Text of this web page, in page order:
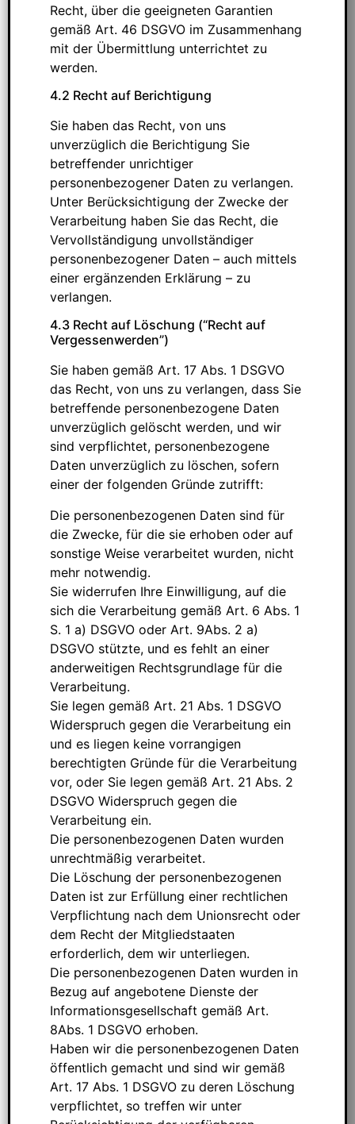
Recht, über die geeigneten Garantien
gemäß Art. 46 DSGVO im Zusammenhang
mit der Übermittlung unterrichtet zu
werden.
4.2 Recht auf Berichtigung
Sie haben das Recht, von uns
unverzüglich die Berichtigung Sie
betreffender unrichtiger
personenbezogener Daten zu verlangen.
Unter Berücksichtigung der Zwecke der
Verarbeitung haben Sie das Recht, die
Vervollständigung unvollständiger
personenbezogener Daten – auch mittels
einer ergänzenden Erklärung – zu
verlangen.
4.3 Recht auf Löschung (“Recht auf
Vergessenwerden”)
Sie haben gemäß Art. 17 Abs. 1 DSGVO
das Recht, von uns zu verlangen, dass Sie
betreffende personenbezogene Daten
unverzüglich gelöscht werden, und wir
sind verpflichtet, personenbezogene
Daten unverzüglich zu löschen, sofern
einer der folgenden Gründe zutrifft:
Die personenbezogenen Daten sind für
die Zwecke, für die sie erhoben oder auf
sonstige Weise verarbeitet wurden, nicht
mehr notwendig.
Sie widerrufen Ihre Einwilligung, auf die
sich die Verarbeitung gemäß Art. 6 Abs. 1
S. 1 a) DSGVO oder Art. 9Abs. 2 a)
DSGVO stützte, und es fehlt an einer
anderweitigen Rechtsgrundlage für die
Verarbeitung.
Sie legen gemäß Art. 21 Abs. 1 DSGVO
Widerspruch gegen die Verarbeitung ein
und es liegen keine vorrangigen
berechtigten Gründe für die Verarbeitung
vor, oder Sie legen gemäß Art. 21 Abs. 2
DSGVO Widerspruch gegen die
Verarbeitung ein.
Die personenbezogenen Daten wurden
unrechtmäßig verarbeitet.
Die Löschung der personenbezogenen
Daten ist zur Erfüllung einer rechtlichen
Verpflichtung nach dem Unionsrecht oder
dem Recht der Mitgliedstaaten
erforderlich, dem wir unterliegen.
Die personenbezogenen Daten wurden in
Bezug auf angebotene Dienste der
Informationsgesellschaft gemäß Art.
8Abs. 1 DSGVO erhoben.
Haben wir die personenbezogenen Daten
öffentlich gemacht und sind wir gemäß
Art. 17 Abs. 1 DSGVO zu deren Löschung
verpflichtet, so treffen wir unter